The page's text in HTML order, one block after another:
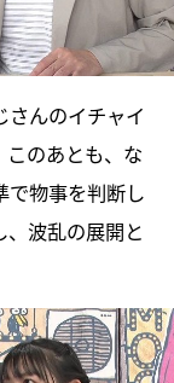
さんのイチャイ
のあとも、な
で物事を判断し
波乱の展開と